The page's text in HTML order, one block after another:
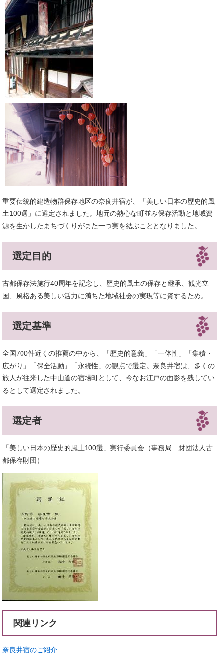
重要伝統的建造物群保存地区の奈良井宿が、「美しい日本の歴史的風
土100選」に選定されました。地元の熱心な町並み保存活動と地域資
源を生かしたまちづくりがまた一つ実を結ぶこととなりました。
選定目的
古都保存法施行40周年を記念し、歴史的風土の保存と継承、観光立
国、風格ある美しい活力に満ちた地域社会の実現等に資するため。
選定基準
全国700件近くの推薦の中から、「歴史的意義」「一体性」「集積・
広がり」「保全活動」「永続性」の観点で選定。奈良井宿は、多くの
旅人が往来した中山道の宿場町として、今なお江戸の面影を残してい
るとして選定されました。
選定者
「美しい日本の歴史的風土100選」実行委員会（事務局：財団法人古
都保存財団）
関連リンク
奈良井宿のご紹介